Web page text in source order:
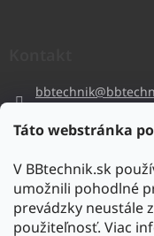
Táto webstránka
V BBtechnik.sk
umožnili pohodlné
prevádzky neustále
použiteľnosť. Viac
bbtechnik@
bbtechnik
https://